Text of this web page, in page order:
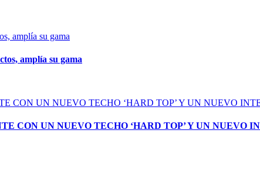
amplía su gama
CON UN NUEVO TECHO ‘HARD TOP’ Y UN NUEVO